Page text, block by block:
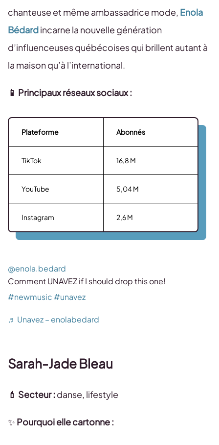
chanteuse et même ambassadrice mode, Enola
Bédardincarne la nouvelle génération
d’influenceuses québécoises qui brillent autant à
la maison qu’à l’international.
📱 Principaux réseaux sociaux :
Plateforme Abonnés
TikTok 16,8 M
YouTube 5,04 M
Instagram 2,6 M
@enola.bedard
Comment UNAVEZ if I should drop this one!
#newmusic#unavez
♬ Unavez – enolabedard
Sarah-Jade Bleau
💄 Secteur : danse, lifestyle
✨ Pourquoi elle cartonne :